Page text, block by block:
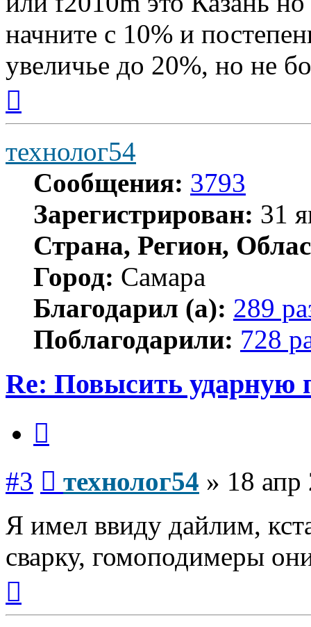
начните с 10% и
увеличье до 20%, но не
началу
технолог54
Сообщения: 3793
Зарегистрирован: 31
Страна, Регион,
Город: Самара
Благодарил (а): 289
Поблагодарили: 728
Re: Повысить ударную
#3 технолог54 » 18
Я имел ввиду дайлим,
сварку, гомоподимеры
началу